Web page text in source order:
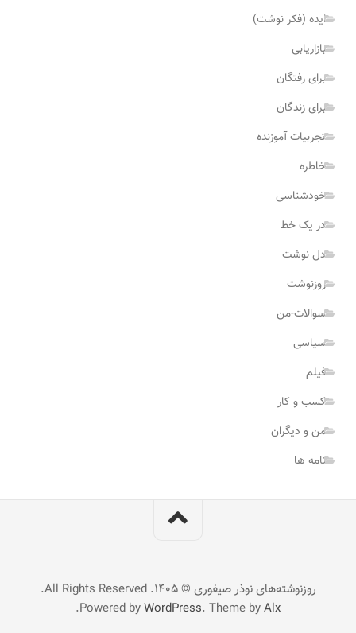
ایده (فکر نوشت)
بازاریابی
برای رفتگان
برای زندگان
تجربیات آموزنده
خاطره
خودشناسی
در یک خط
دل نوشت
روزنوشت
سوالات-من
سیاسی
فیلم
کسب و کار
من و دیگران
نامه ها
روزنوشته‌های نوذر صیفوری © ۱۴۰۵. All Rights Reserved.
Powered byWordPress. Theme byAlx
.